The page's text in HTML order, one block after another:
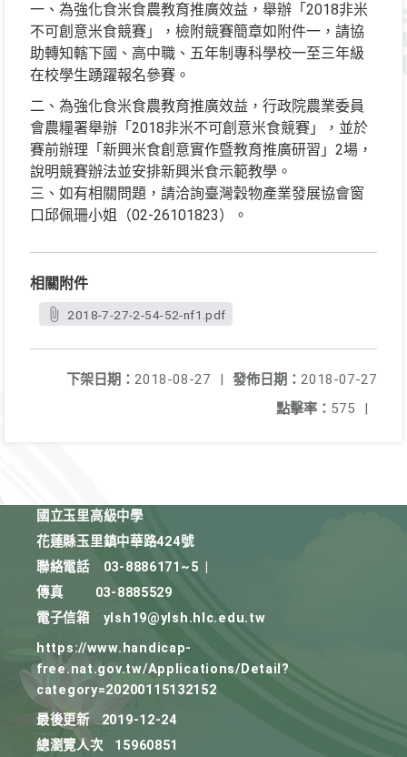
一、為強化食米食農教育推廣效益，舉辦「2018非米
不可創意米食競賽」，檢附競賽簡章如附件一，請協
助轉知轄下國、高中職、五年制專科學校一至三年級
在校學生踴躍報名參賽。
二、為強化食米食農教育推廣效益，行政院農業委員
會農糧署舉辦「2018非米不可創意米食競賽」，並於
賽前辦理「新興米食創意實作暨教育推廣研習」2場，
說明競賽辦法並安排新興米食示範教學。
三、如有相關問題，請洽詢臺灣穀物產業發展協會窗
口邱佩珊小姐（02-26101823）。
相關附件
2018-7-27-2-54-52-nf1.pdf
發佈日期： 2018-07-27
下架日期： 2018-08-27
|
點擊率： 575 |
國立玉里高級中學
花蓮縣玉里鎮中華路424號
聯絡電話
03-8886171~5
傳真
03-8885529
電子信箱
ylsh19@ylsh.hlc.edu.tw
https://www.handicap-
free.nat.gov.tw/Applications/Detail?
category=20200115132152
最後更新
2019-12-24
總瀏覽人次
15960851